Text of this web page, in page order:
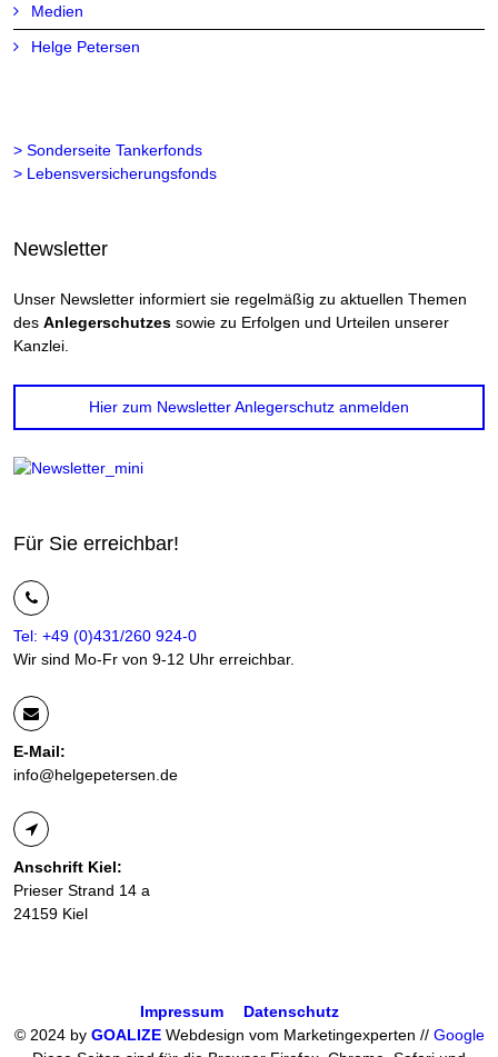
Medien
Helge Petersen
> Sonderseite Tankerfonds
> Lebensversicherungsfonds
Newsletter
Unser Newsletter informiert sie regelmäßig zu aktuellen Themen
desAnlegerschutzes sowie zu Erfolgen und Urteilen unserer
Kanzlei.
Hier zum Newsletter Anlegerschutz anmelden
Für Sie erreichbar!
Tel: +49 (0)431/260 924-0
Wir sind Mo-Fr von 9-12 Uhr erreichbar.
E-Mail:
info@helgepetersen.de
Anschrift Kiel:
Prieser Strand 14 a
24159 Kiel
Impressum
Datenschutz
© 2024 by GOALIZEWebdesign vom Marketingexperten // Google